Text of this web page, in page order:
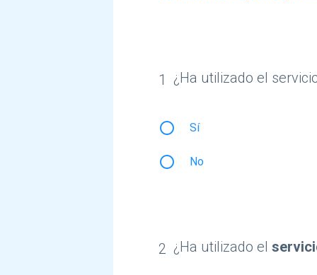
por
Biblioteca
Histórica
Madrid
1 ¿Ha utilizado el
radio_button_unchecked Sí
radio_button_unchecked No
2 ¿Ha utilizado el